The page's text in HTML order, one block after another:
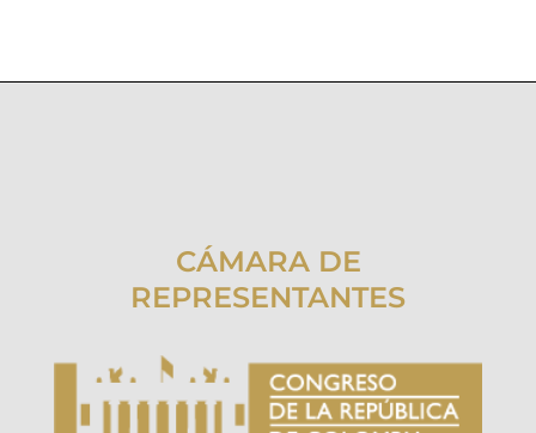
CÁMARA DE
REPRESENTANTES